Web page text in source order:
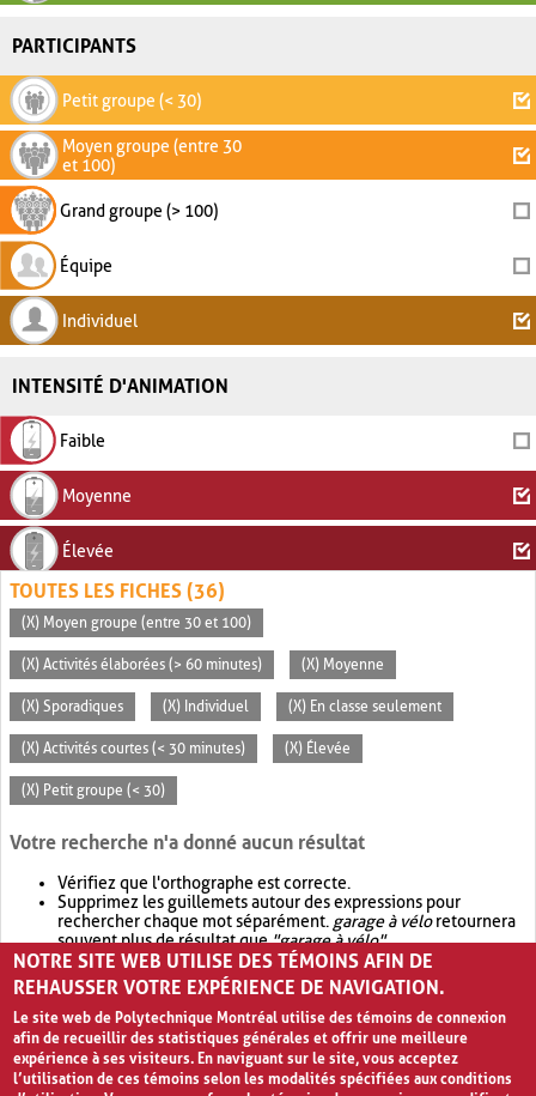
PARTICIPANTS
Petit groupe (< 30)
Moyen groupe (entre 30
et 100)
Grand groupe (> 100)
Équipe
Individuel
INTENSITÉ D'ANIMATION
Faible
Moyenne
Élevée
TOUTES LES FICHES (36)
(X) Moyen groupe (entre 30 et 100)
(X) Activités élaborées (> 60 minutes) (X) Moyenne
(X) Sporadiques (X) Individuel (X) En classe seulement
(X) Activités courtes (< 30 minutes) (X) Élevée
(X) Petit groupe (< 30)
Votre recherche n'a donné aucun résultat
Vérifiez que l'orthographe est correcte.
Supprimez les guillemets autour des expressions pour
rechercher chaque mot séparément. garage à véloretournera
souvent plus de résultat que"garage à vélo".
Envisagez d'élargir votre recherche avec OR.garage OR vélo
retournera souvent plus de résultat quegarage à vélo
NOTRE SITE WEB UTILISE DES TÉMOINS AFIN DE
REHAUSSER VOTRE EXPÉRIENCE DE NAVIGATION.
Le site web de Polytechnique Montréal utilise des témoins de connexion
afin de recueillir des statistiques générales et offrir une meilleure
expérience à ses visiteurs. En naviguant sur le site, vous acceptez
l’utilisation de ces témoins selon les modalités spécifiées aux conditions